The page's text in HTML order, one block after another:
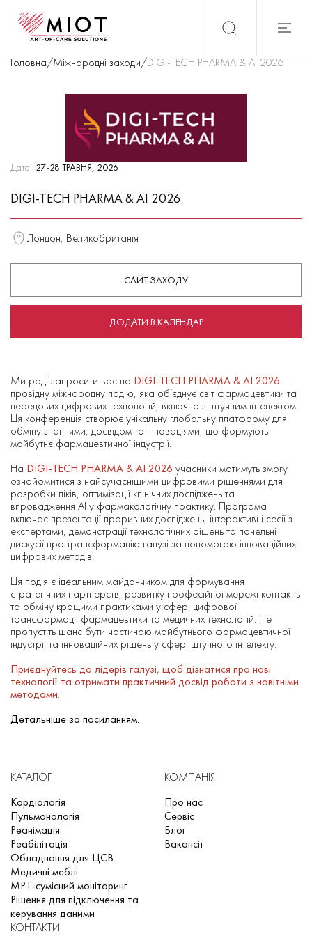
Головна/Міжнародні заходи/DIGI-TECH PHARMA & AI 2026
Дата 27-28 ТРАВНЯ, 2026
DIGI-TECH PHARMA & AI 2026
Лондон, Великобританія
САЙТ ЗАХОДУ
ДОДАТИ В КАЛЕНДАР
Ми раді запросити вас на DIGI-TECH PHARMA & AI 2026 —
провідну міжнародну подію, яка об’єднує світ фармацевтики та
передових цифрових технологій, включно з штучним інтелектом.
Ця конференція створює унікальну глобальну платформу для
обміну знаннями, досвідом та інноваціями, що формують
майбутнє фармацевтичної індустрії.
На DIGI-TECH PHARMA & AI 2026 учасники матимуть змогу
ознайомитися з найсучаснішими цифровими рішеннями для
розробки ліків, оптимізації клінічних досліджень та
впровадження AI у фармакологічну практику. Програма
включає презентації проривних досліджень, інтерактивні сесії з
експертами, демонстрації технологічних рішень та панельні
дискусії про трансформацію галузі за допомогою інноваційних
цифрових методів.
Ця подія є ідеальним майданчиком для формування
стратегічних партнерств, розвитку професійної мережі контактів
та обміну кращими практиками у сфері цифрової
трансформації фармацевтики та медичних технологій. Не
пропустіть шанс бути частиною майбутнього фармацевтичної
індустрії та інноваційних рішень у сфері штучного інтелекту.
Приєднуйтесь до лідерів галузі, щоб дізнатися про нові
технології та отримати практичний досвід роботи з новітніми
методами.
Детальніше за посиланням.
КАТАЛОГ
Кардіологія
Пульмонологія
Реанімація
Реабілітація
Обладнання для ЦСВ
Медичні меблі
МРТ-сумісний моніторинг
Рішення для підключення та
керування даними
КОМПАНІЯ
Про нас
Сервіс
Блог
Вакансії
КОНТАКТИ